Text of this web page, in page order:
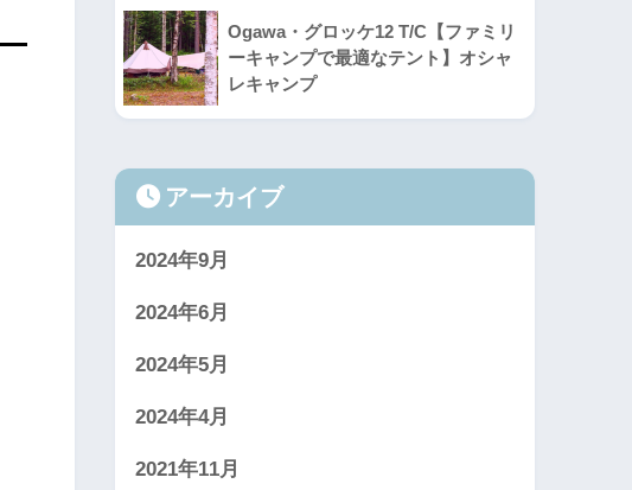
Ogawa・グロッケ12 T/C【ファミリ
ーキャンプで最適なテント】オシャ
レキャンプ
アーカイブ
2024年9月
2024年6月
2024年5月
2024年4月
2021年11月